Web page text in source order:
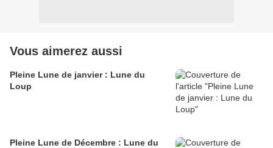
Vous aimerez aussi
Pleine Lune de janvier : Lune du
Loup
Pleine Lune de Décembre : Lune du